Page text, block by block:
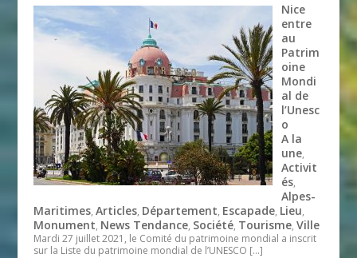
Nice
entre
au
Patrim
oine
Mondi
al de
l’Unesc
o
A la
une,
Activit
és,
Alpes-
Maritimes,Articles, Département, Escapade, Lieu,
Monument, News Tendance, Société, Tourisme,Ville
Mardi 27 juillet 2021, le Comité du patrimoine mondial a inscrit
sur la Liste du patrimoine mondial de l’UNESCO […]